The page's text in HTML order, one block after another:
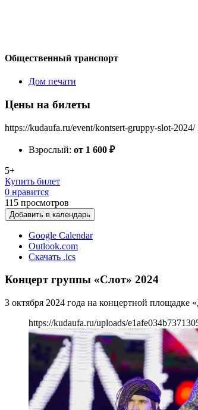
Общественный транспорт
Дом печати
Цены на билеты
https://kudaufa.ru/event/kontsert-gruppy-slot-2024/
Взрослый: от 1 600 ₽
5+
Купить билет
0 нравится
115 просмотров
Добавить в календарь
Google Calendar
Outlook.com
Скачать .ics
Концерт группы «Слот» 2024
3 октября 2024 года на концертной площадке
https://kudaufa.ru/uploads/